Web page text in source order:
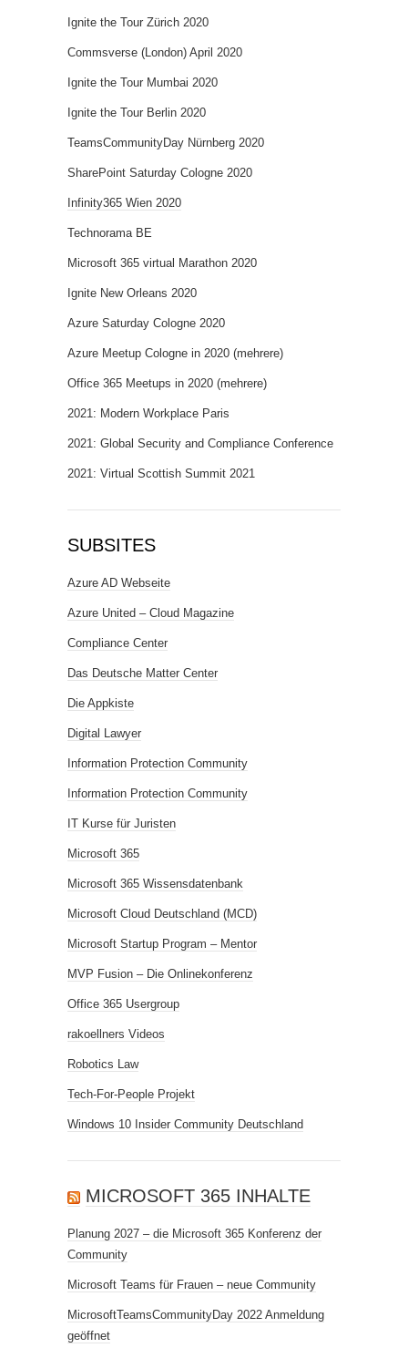
Ignite the Tour Zürich 2020
Commsverse (London) April 2020
Ignite the Tour Mumbai 2020
Ignite the Tour Berlin 2020
TeamsCommunityDay Nürnberg 2020
SharePoint Saturday Cologne 2020
Infinity365 Wien 2020
Technorama BE
Microsoft 365 virtual Marathon 2020
Ignite New Orleans 2020
Azure Saturday Cologne 2020
Azure Meetup Cologne in 2020 (mehrere)
Office 365 Meetups in 2020 (mehrere)
2021: Modern Workplace Paris
2021: Global Security and Compliance Conference
2021: Virtual Scottish Summit 2021
SUBSITES
Azure AD Webseite
Azure United – Cloud Magazine
Compliance Center
Das Deutsche Matter Center
Die Appkiste
Digital Lawyer
Information Protection Community
Information Protection Community
IT Kurse für Juristen
Microsoft 365
Microsoft 365 Wissensdatenbank
Microsoft Cloud Deutschland (MCD)
Microsoft Startup Program – Mentor
MVP Fusion – Die Onlinekonferenz
Office 365 Usergroup
rakoellners Videos
Robotics Law
Tech-For-People Projekt
Windows 10 Insider Community Deutschland
MICROSOFT 365 INHALTE
Planung 2027 – die Microsoft 365 Konferenz der
Community
Microsoft Teams für Frauen – neue Community
MicrosoftTeamsCommunityDay 2022 Anmeldung
geöffnet